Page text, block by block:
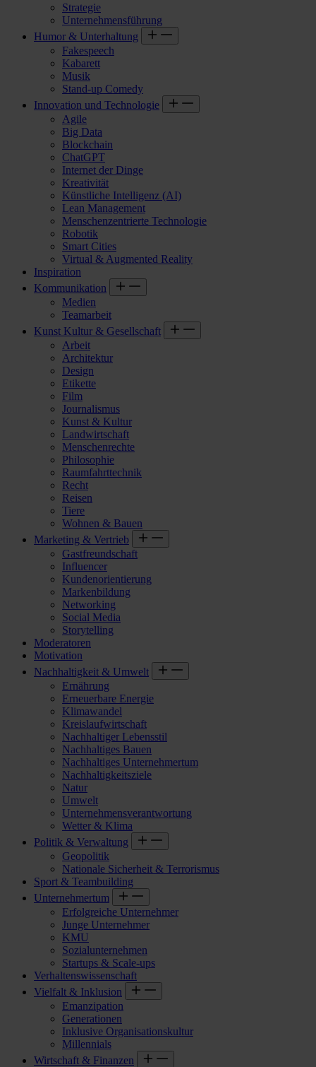
Strategie
Unternehmensführung
Humor & Unterhaltung
Fakespeech
Kabarett
Musik
Stand-up Comedy
Innovation und Technologie
Agile
Big Data
Blockchain
ChatGPT
Internet der Dinge
Kreativität
Künstliche Intelligenz (AI)
Lean Management
Menschenzentrierte Technologie
Robotik
Smart Cities
Virtual & Augmented Reality
Inspiration
Kommunikation
Medien
Teamarbeit
Kunst Kultur & Gesellschaft
Arbeit
Architektur
Design
Etikette
Film
Journalismus
Kunst & Kultur
Landwirtschaft
Menschenrechte
Philosophie
Raumfahrttechnik
Recht
Reisen
Tiere
Wohnen & Bauen
Marketing & Vertrieb
Gastfreundschaft
Influencer
Kundenorientierung
Markenbildung
Networking
Social Media
Storytelling
Moderatoren
Motivation
Nachhaltigkeit & Umwelt
Ernährung
Erneuerbare Energie
Klimawandel
Kreislaufwirtschaft
Nachhaltiger Lebensstil
Nachhaltiges Bauen
Nachhaltiges Unternehmertum
Nachhaltigkeitsziele
Natur
Umwelt
Unternehmensverantwortung
Wetter & Klima
Politik & Verwaltung
Geopolitik
Nationale Sicherheit & Terrorismus
Sport & Teambuilding
Unternehmertum
Erfolgreiche Unternehmer
Junge Unternehmer
KMU
Sozialunternehmen
Startups & Scale-ups
Verhaltenswissenschaft
Vielfalt & Inklusion
Emanzipation
Generationen
Inklusive Organisationskultur
Millennials
Wirtschaft & Finanzen